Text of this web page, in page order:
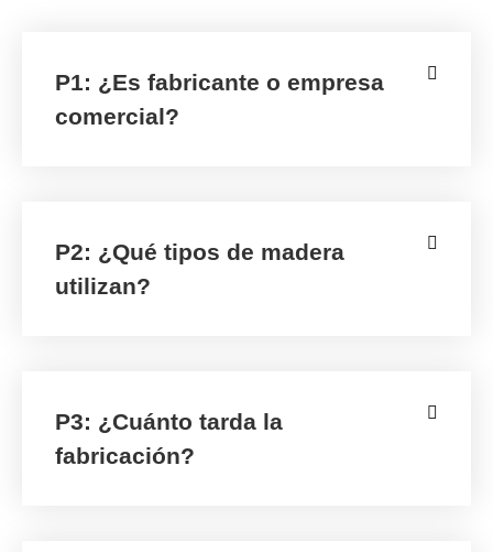
P1: ¿Es fabricante o empresa
comercial?
P2: ¿Qué tipos de madera
utilizan?
P3: ¿Cuánto tarda la
fabricación?